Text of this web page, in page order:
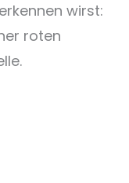
wirst:
roten